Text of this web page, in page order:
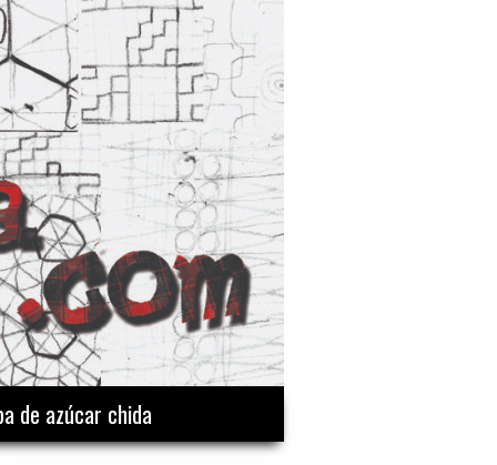
de azúcar chida